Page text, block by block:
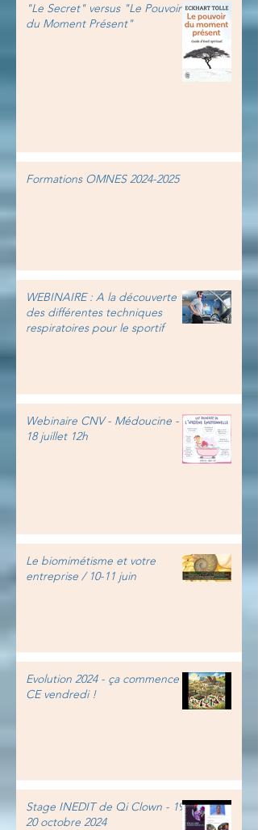
"Le Secret" versus "Le Pouvoir
du Moment Présent"
Formations OMNES 2024-2025
WEBINAIRE : A la découverte
des différentes techniques
respiratoires pour le sportif
Webinaire CNV - Médoucine -
18 juillet 12h
Le biomimétisme et votre
entreprise / 10-11 juin
Evolution 2024 - ça commence
CE vendredi !
Stage INEDIT de Qi Clown - 19-
20 octobre 2024